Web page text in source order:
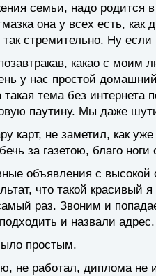
семьи, надо родится
она у всех есть,
стремительно. Ну
какао с
у нас простой
тема без интернета
паутину. Мы даже
карт, не заметил, как
за газетою, благо
объявления с высокой
что такой красивый
раз. Звоним и
и назвали адрес.
простым.
не работал, диплома не